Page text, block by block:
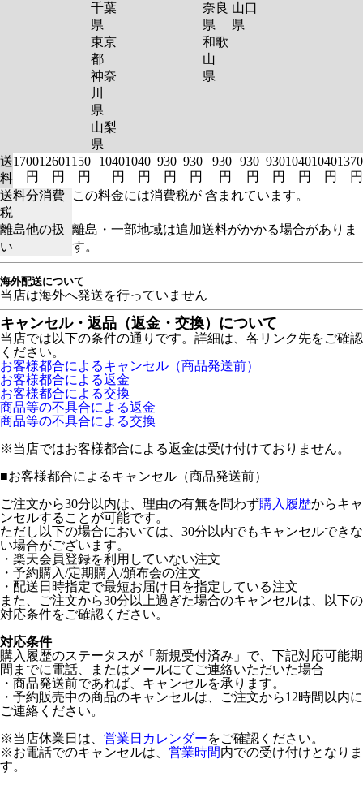
千葉
県
東京
都
神奈
川
県
山梨
県
奈良
県
和歌
山
県
山口
県
送
料
1700
円
1260
円
1150
円
1040
円
1040
円
930
円
930
円
930
円
930
円
930
円
1040
円
1040
円
1370
円
送料分消費
税
この料金には消費税が 含まれています。
離島他の扱
い
離島・一部地域は追加送料がかかる場合がありま
す。
海外配送について
当店は海外へ発送を行っていません
キャンセル・返品（返金・交換）について
当店では以下の条件の通りです。詳細は、各リンク先をご確認
ください。
お客様都合によるキャンセル（商品発送前）
お客様都合による返金
お客様都合による交換
商品等の不具合による返金
商品等の不具合による交換
※当店ではお客様都合による返金は受け付けておりません。
■お客様都合によるキャンセル（商品発送前）
ご注文から30分以内は、理由の有無を問わず購入履歴からキャ
ンセルすることが可能です。
ただし以下の場合においては、30分以内でもキャンセルできな
い場合がございます。
・楽天会員登録を利用していない注文
・予約購入/定期購入/頒布会の注文
・配送日時指定で最短お届け日を指定している注文
また、ご注文から30分以上過ぎた場合のキャンセルは、以下の
対応条件をご確認ください。
対応条件
購入履歴のステータスが「新規受付済み」で、下記対応可能期
間までに電話、またはメールにてご連絡いただいた場合
・商品発送前であれば、キャンセルを承ります。
・予約販売中の商品のキャンセルは、ご注文から12時間以内に
ご連絡ください。
※当店休業日は、 営業日カレンダーをご確認ください。
※お電話でのキャンセルは、 営業時間内での受け付けとなりま
す。